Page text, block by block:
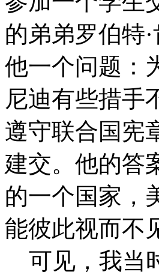
的弟弟罗伯特
他一个问题：
尼迪有些措手
遵守联合国宪
建交。他的答
的一个国家，
能彼此视而不
可见，我当